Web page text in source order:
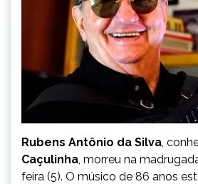
Rubens Antônio da Silva ,
Caçulinha , morreu na
feira (5). O músico de 86 anos